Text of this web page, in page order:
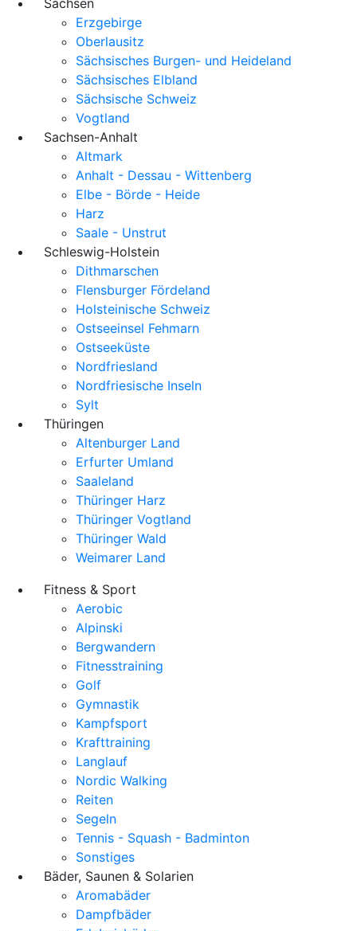
Erzgebirge
Oberlausitz
Sächsisches Burgen- und Heideland
Sächsisches Elbland
Sächsische Schweiz
Vogtland
Sachsen-Anhalt
Altmark
Anhalt - Dessau - Wittenberg
Elbe - Börde - Heide
Harz
Saale - Unstrut
Schleswig-Holstein
Dithmarschen
Flensburger Fördeland
Holsteinische Schweiz
Ostseeinsel Fehmarn
Ostseeküste
Nordfriesland
Nordfriesische Inseln
Sylt
Thüringen
Altenburger Land
Erfurter Umland
Saaleland
Thüringer Harz
Thüringer Vogtland
Thüringer Wald
Weimarer Land
Fitness & Sport
Aerobic
Alpinski
Bergwandern
Fitnesstraining
Golf
Gymnastik
Kampfsport
Krafttraining
Langlauf
Nordic Walking
Reiten
Segeln
Tennis - Squash - Badminton
Sonstiges
Bäder, Saunen & Solarien
Aromabäder
Dampfbäder